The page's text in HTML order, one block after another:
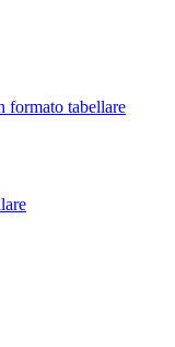
formato tabellare